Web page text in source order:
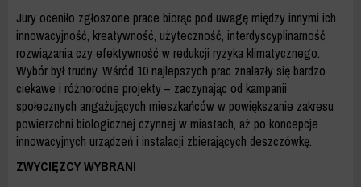
Jury oceniło zgłoszone prace biorąc pod uwagę między innymi ich
innowacyjność, kreatywność, użyteczność, interdyscyplinarność
rozwiązania czy efektywność w redukcji ryzyka klimatycznego.
Wybór był trudny. Wśród 10 najlepszych prac znalazły się bardzo
ciekawe i różnorodne projekty – zaczynając od kampanii
społecznych angażujących mieszkańców w powiększanie zakresu
powierzchni biologicznej czynnej w miastach, aż po koncepcje
innowacyjnych urządzeń i instalacji zbierających deszczówkę.
ZWYCIĘZCY WYBRANI